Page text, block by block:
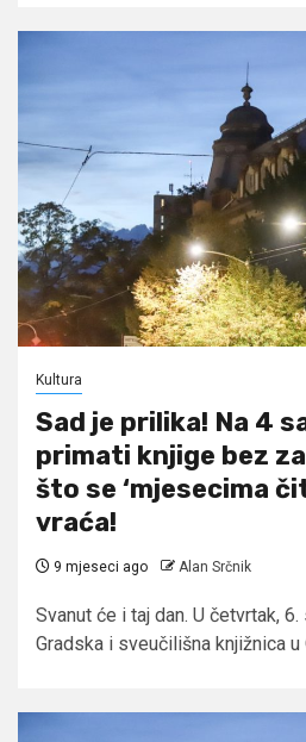
Kultura
Sad je prilika! Na 4
primati knjige bez
što se ‘mjesecima
vraća!
9 mjeseci ago Alan Srčnik
Svanut će i taj dan. U četvrtak,
Gradska i sveučilišna knjižnica u